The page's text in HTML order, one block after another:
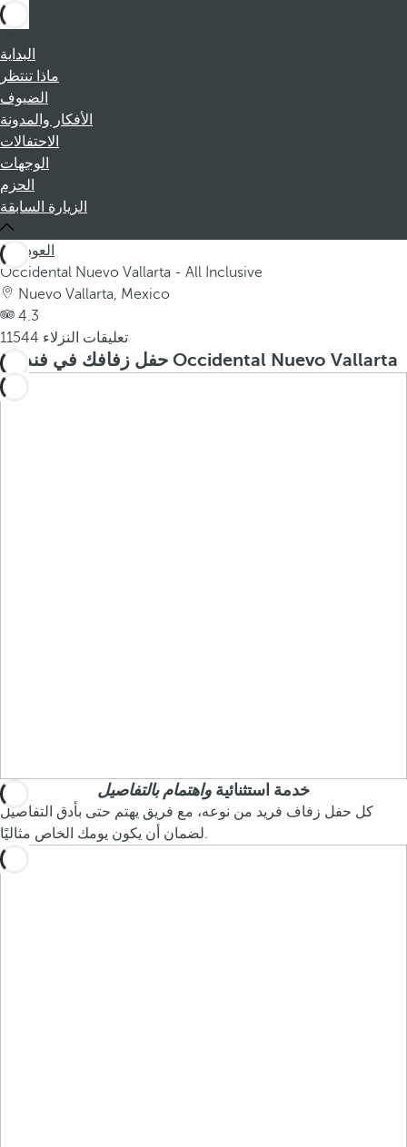
البداية
ماذا تنتظر
الضيوف
الأفكار والمدونة
الاحتفالات
الوجهات
الحزم
الزيارة السابقة
العودة
Occidental Nuevo Vallarta - All Inclusive
Nuevo Vallarta, Mexico
4.3
11544 تعليقات النزلاء
حفل زفافك في فندق Occidental Nuevo Vallarta
خدمة استثنائية واهتمام بالتفاصيل
كل حفل زفاف فريد من نوعه، مع فريق يهتم حتى بأدق التفاصيل
لضمان أن يكون يومك الخاص مثاليًا.